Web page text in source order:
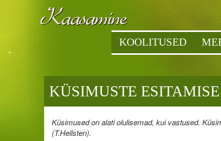
KOOLITUSED
KÜSIMUSTE
Küsimused on alati olulisemad, kui vastused.
(T.Hellsten).